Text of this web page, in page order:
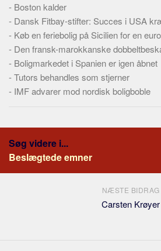
- Boston kalder
- Dansk Fitbay-stifter: Succes i USA
- Køb en feriebolig på Sicilien for en euro
- Den fransk-marokkanske
- Boligmarkedet i Spanien er igen åbnet
-Tutors behandles som stjerner
- IMF advarer mod nordisk boligboble
Søg videre i...
Beslægtede emner
NÆSTE BIDRAG
Carsten Krøyer